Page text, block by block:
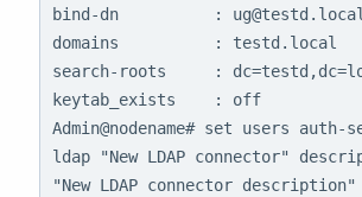
bind-dn          :
domains          : testd.local
search-roots     :
keytab_exists    : off
Admin@nodename# set users auth-
ldap "New LDAP connector"
"New LDAP connector description"